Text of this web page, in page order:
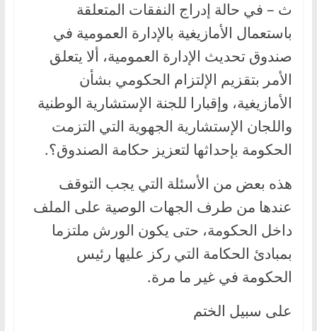
ث – في حالة إدراج النفقات المتعلقة
باستعمال الأمازيغية بالإدارة العمومية في
صندوق تحديث الإدارة العمومية، ألا يتعلق
الأمر بتقزيم الإلتزام الحكومي بشأن
الأمازيغية، وإقبارا للجنة الإستشارية الوطنية
واللجان الإستشارية الجهوية التي التزمت
الحكومة بإحداثها لتعزيز حكامة الصندوق؟.
هذه بعض من الأسئلة التي يجب التوقف
عندها من طرف الجهات الوصية على الملف
داخل الحكومة، حتى يكون الورش ملتزما
بمبادئ الحكامة التي ركز عليها رئيس
الحكومة في غير ما مرة.
على سبيل الختم